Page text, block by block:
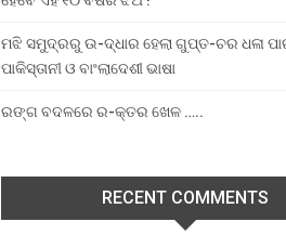
ମଝି ସମୁଦ୍ରରୁ ଉ-ଦ୍ଧାର ହେଲା ଗୁପ୍ତ-ଚର ଧଳା
ପାକିସ୍ତାନୀ ଓ ବାଂଲାଦେଶୀ ଭାଷା
ରଙ୍ଗ ବଦଳରେ ର-କ୍ତର ଖେଳ …..
RECENT COMMENTS